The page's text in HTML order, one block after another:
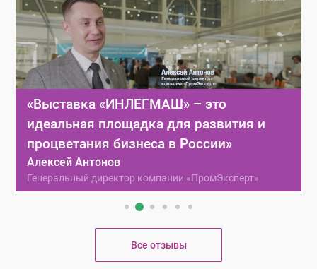
– это
развития и
«ПромЭксперт»
«Выставка «ИНЛЕГМАШ»
ключевой выставкой, на
представлены все
мире»
Виктор Накашидзе
MATEK
Все отзывы